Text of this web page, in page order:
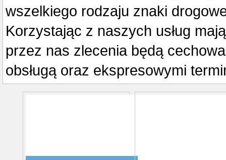
wszelkiego rodzaju znaki
Korzystając z naszych usług
przez nas zlecenia będą
obsługą oraz ekspresowymi